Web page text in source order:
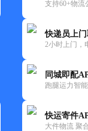
支持60+物流
快递员上
2小时上门，
同城即配
跑腿运力智
快运寄件
大件物流 聚
快递时效